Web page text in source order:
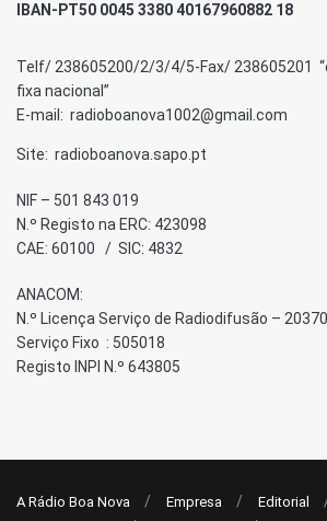
IBAN-PT50 0045 3380 40167960882 18
Telf/ 238605200/2/3/4/5-Fax/ 238605201
fixa nacional”
E-mail: radioboanova1002@gmail.com
Site: radioboanova.sapo.pt
NIF – 501 843 019
N.º Registo na ERC: 423098
CAE: 60100 / SIC: 4832
ANACOM:
N.º Licença Serviço de Radiodifusão – 20370
Serviço Fixo : 505018
Registo INPI N.º 643805
A Rádio Boa Nova Empresa
Editorial